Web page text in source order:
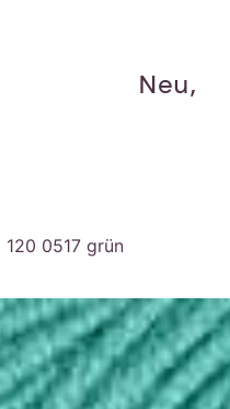
Neu,
0517 grün